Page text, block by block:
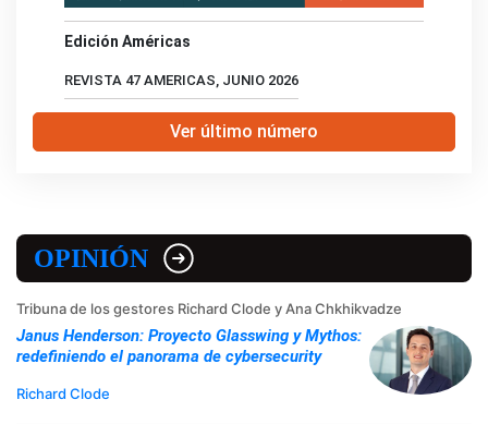
Edición Américas
REVISTA 47 AMERICAS, JUNIO 2026
Ver último número
OPINIÓN
Tribuna de los gestores Richard Clode y Ana Chkhikvadze
Janus Henderson: Proyecto Glasswing y Mythos:
redefiniendo el panorama de cybersecurity
Richard Clode